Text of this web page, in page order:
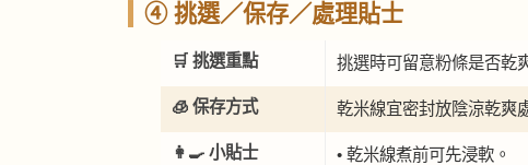
④ 挑選／保存／處理貼士
🛒 挑選重點 挑選時可留意粉條是否乾
🧊 保存方式 乾米線宜密封放陰涼乾爽
👩‍🍳 小貼士
• 乾米線煮前可先浸軟。